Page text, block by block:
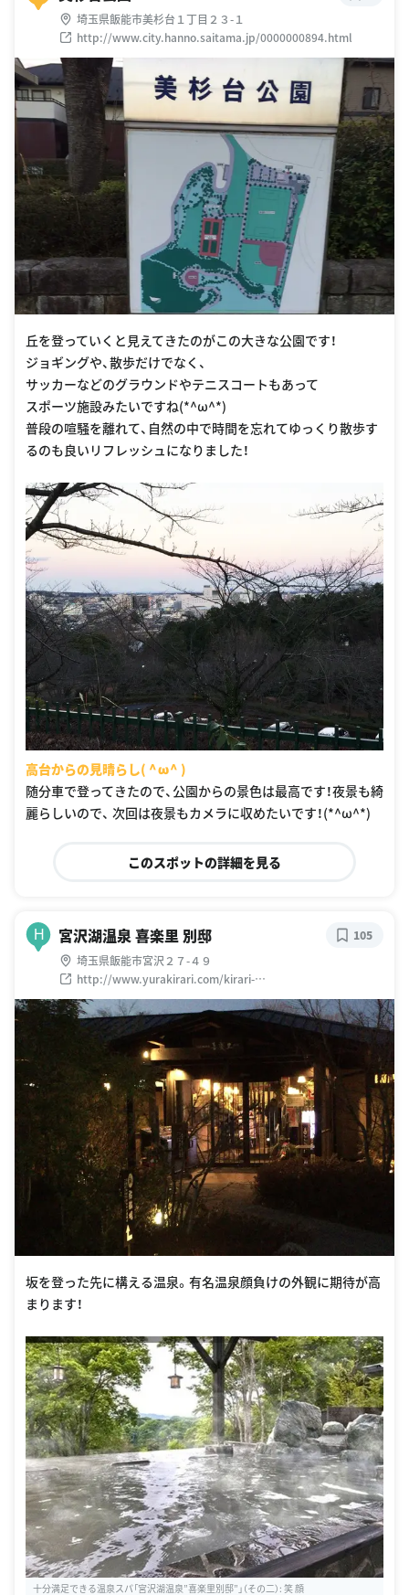
埼玉県飯能市美杉台１丁目２３-１
http://www.city.hanno.saitama.jp/0000000894.html
丘を登っていくと見えてきたのがこの大きな公園です！
ジョギングや、散歩だけでなく、
サッカーなどのグラウンドやテニスコートもあって
スポーツ施設みたいですね(*^ω^*)
普段の喧騒を離れて、自然の中で時間を忘れてゆっくり散歩す
るのも良いリフレッシュになりました！
高台からの見晴らし( ^ω^ )
随分車で登ってきたので、公園からの景色は最高です！夜景も綺
麗らしいので、 次回は夜景もカメラに収めたいです！(*^ω^*)
このスポットの詳細を見る
H 宮沢湖温泉 喜楽里 別邸
埼玉県飯能市宮沢２７-４９
http://www.yurakirari.com/kirari-
net/miyazawako_top.html
105
坂を登った先に構える温泉。有名温泉顔負けの外観に期待が高
まります！
十分満足できる温泉スパ「宮沢湖温泉”喜楽里別邸”」（その二）: 笑 顔